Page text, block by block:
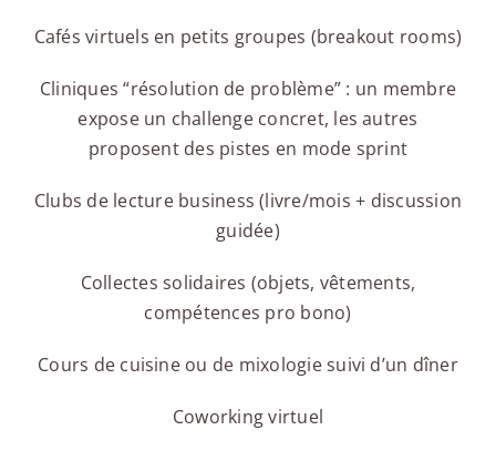
Cafés virtuels en petits groupes (breakout rooms)
Cliniques “résolution de problème” : un membre
expose un challenge concret, les autres
proposent des pistes en mode sprint
Clubs de lecture business (livre/mois + discussion
guidée)
Collectes solidaires (objets, vêtements,
compétences pro bono)
Cours de cuisine ou de mixologie suivi d’un dîner
Coworking virtuel